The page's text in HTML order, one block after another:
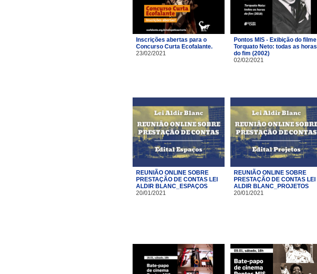
Inscrições abertas para o
Concurso Curta Ecofalante.
23/02/2021
Pontos MIS - Exibição do filme
Torquato Neto: todas as horas
do fim (2002)
02/02/2021
REUNIÃO ONLINE SOBRE
PRESTAÇÃO DE CONTAS LEI
ALDIR BLANC_ESPAÇOS
20/01/2021
REUNIÃO ONLINE SOBRE
PRESTAÇÃO DE CONTAS LEI
ALDIR BLANC_PROJETOS
20/01/2021